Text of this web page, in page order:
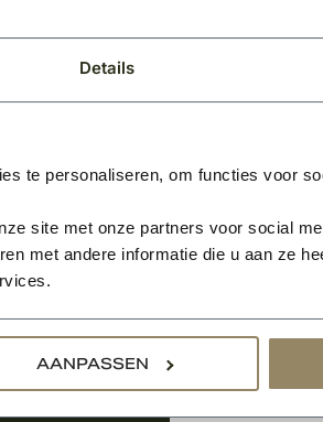
Details
te personaliseren, om functies voor
site met onze partners voor social
met andere informatie die u aan ze
AANPASSEN